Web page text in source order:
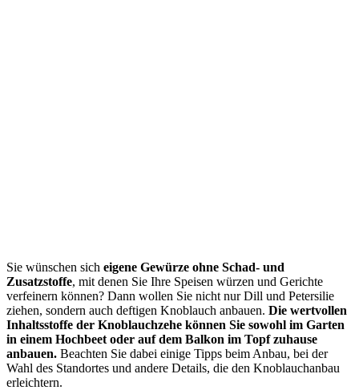
Sie wünschen sich eigene Gewürze ohne Schad- und
Zusatzstoffe, mit denen Sie Ihre Speisen würzen und Gerichte
verfeinern können? Dann wollen Sie nicht nur Dill und Petersilie
ziehen, sondern auch deftigen Knoblauch anbauen. Die wertvollen
Inhaltsstoffe der Knoblauchzehe können Sie sowohl im Garten
in einem Hochbeet oder auf dem Balkon im Topf zuhause
anbauen. Beachten Sie dabei einige Tipps beim Anbau, bei der
Wahl des Standortes und andere Details, die den Knoblauchanbau
erleichtern.